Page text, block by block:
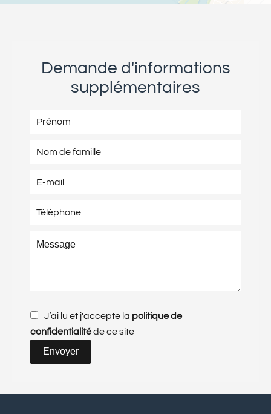
Demande d'informations
supplémentaires
J’ai lu et j'accepte la politique de
confidentialitéde ce site
Envoyer